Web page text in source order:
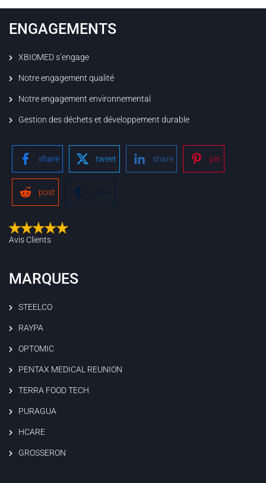
ENGAGEMENTS
XBIOMED s’engage
Notre engagement qualité
Notre engagement environnemental
Gestion des déchets et développement durable
share tweet share pin
post share
Avis Clients
MARQUES
STEELCO
RAYPA
OPTOMIC
PENTAX MEDICAL REUNION
TERRA FOOD TECH
PURAGUA
HCARE
GROSSERON